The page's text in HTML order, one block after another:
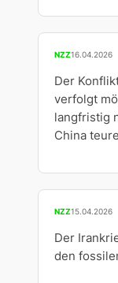
NZZ16.04.2026
Der
verfolgt
langfristig
China
NZZ15.04.2026
Der
den